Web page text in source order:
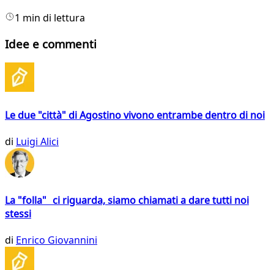
1 min di lettura
Idee e commenti
Le due "città" di Agostino vivono entrambe dentro di noi
di Luigi Alici
La "folla" ci riguarda, siamo chiamati a dare tutti noi
stessi
di Enrico Giovannini